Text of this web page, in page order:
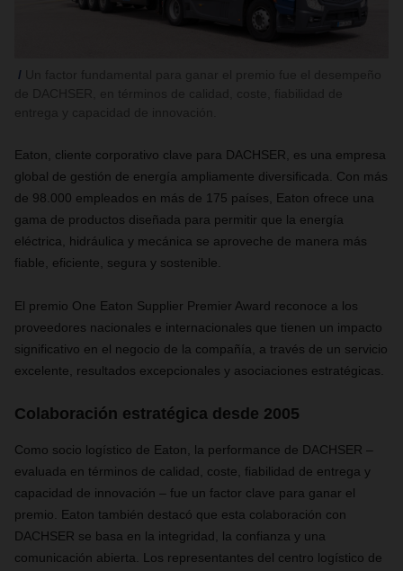
Eaton, cliente corporativo clave para DACHSER, es una empresa
global de gestión de energía ampliamente diversificada. Con más
de 98.000 empleados en más de 175 países, Eaton ofrece una
gama de productos diseñada para permitir que la energía
eléctrica, hidráulica y mecánica se aproveche de manera más
fiable, eficiente, segura y sostenible.
El premio One Eaton Supplier Premier Award reconoce a los
proveedores nacionales e internacionales que tienen un impacto
significativo en el negocio de la compañía, a través de un servicio
excelente, resultados excepcionales y asociaciones estratégicas.
Colaboración estratégica desde 2005
Como socio logístico de Eaton, la performance de DACHSER –
evaluada en términos de calidad, coste, fiabilidad de entrega y
capacidad de innovación – fue un factor clave para ganar el
premio. Eaton también destacó que esta colaboración con
DACHSER se basa en la integridad, la confianza y una
comunicación abierta. Los representantes del centro logístico de